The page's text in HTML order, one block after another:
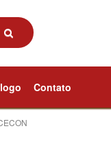
Contato